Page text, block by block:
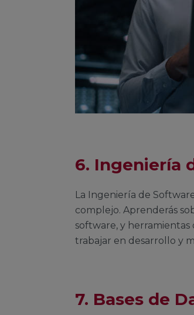
6. Ingeniería
La Ingeniería de
complejo. Aprenderás
software, y herramientas
trabajar en desarrollo y
7. Bases de